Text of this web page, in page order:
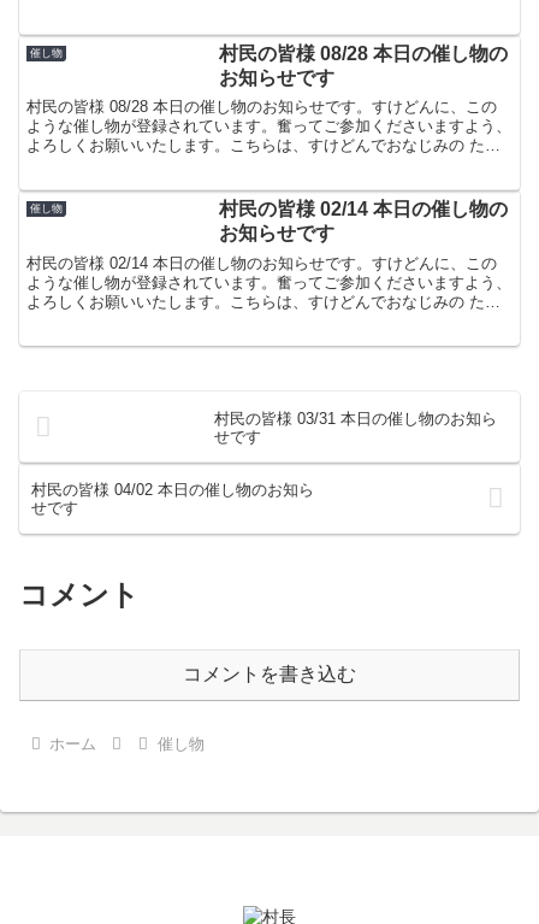
催し物
村民の皆様 08/28 本日の催し物の
お知らせです
村民の皆様 08/28 本日の催し物のお知らせです。すけどんに、この
ような催し物が登録されています。奮ってご参加くださいますよう、
よろしくお願いいたします。こちらは、すけどんでおなじみの たま
催し物
村民の皆様 02/14 本日の催し物の
お知らせです
村民の皆様 02/14 本日の催し物のお知らせです。すけどんに、この
ような催し物が登録されています。奮ってご参加くださいますよう、
よろしくお願いいたします。こちらは、すけどんでおなじみの たま
村民の皆様 03/31 本日の催し物のお知ら
せです
村民の皆様 04/02 本日の催し物のお知ら
せです
コメント
コメントを書き込む
ホーム 催し物